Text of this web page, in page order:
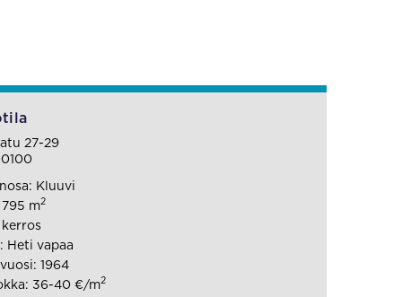
27-29
Kluuvi
m2
kerros
Heti vapaa
1964
36-40 €/m2